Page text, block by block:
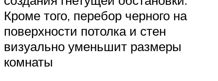
Кроме того, перебор черного на
поверхности потолка и стен
визуально уменьшит размеры
комнаты